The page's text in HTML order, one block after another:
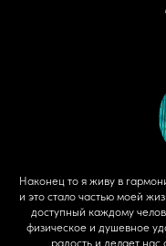
Наконец то я живу в
и это стало частью моей
доступный каждому
физическое и душевное
радость и делает нас